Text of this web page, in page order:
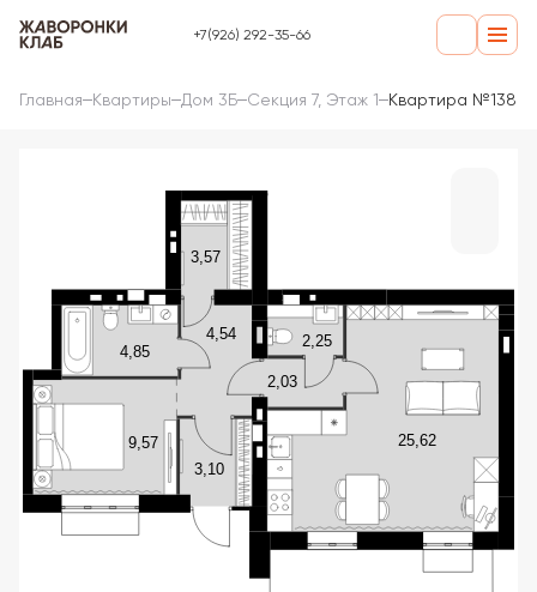
+7(926) 292-35-66
Главная Квартиры Дом 3Б Секция 7, Этаж 1 Квартира №138